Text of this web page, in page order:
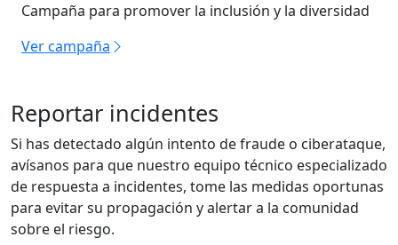
Campaña para promover la inclusión y la diversidad
Ver campaña
Reportar incidentes
Si has detectado algún intento de fraude o ciberataque,
avísanos para que nuestro equipo técnico especializado
de respuesta a incidentes, tome las medidas oportunas
para evitar su propagación y alertar a la comunidad
sobre el riesgo.